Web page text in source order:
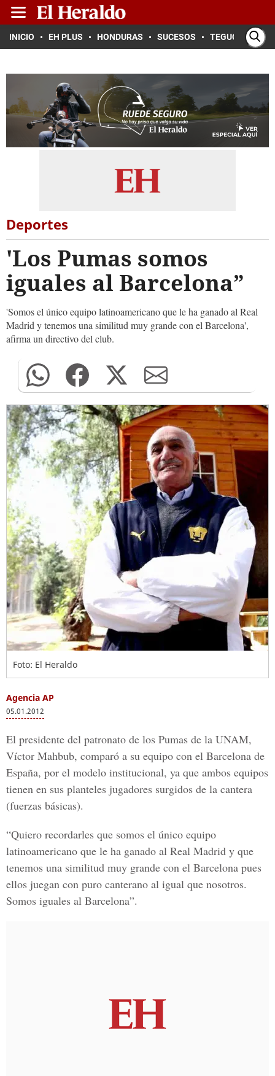
INICIO EH PLUS HONDURAS SUCESOS TEGUCIGALPA
Deportes
'Los Pumas somos
iguales al Barcelona”
'Somos el único equipo latinoamericano que le ha ganado al Real
Madrid y tenemos una similitud muy grande con el Barcelona',
afirma un directivo del club.
Foto: El Heraldo
Agencia AP
05.01.2012
El presidente del patronato de los Pumas de la UNAM,
Víctor Mahbub, comparó a su equipo con el Barcelona de
España, por el modelo institucional, ya que ambos equipos
tienen en sus planteles jugadores surgidos de la cantera
(fuerzas básicas).
“Quiero recordarles que somos el único equipo
latinoamericano que le ha ganado al Real Madrid y que
tenemos una similitud muy grande con el Barcelona pues
ellos juegan con puro canterano al igual que nosotros.
Somos iguales al Barcelona”.